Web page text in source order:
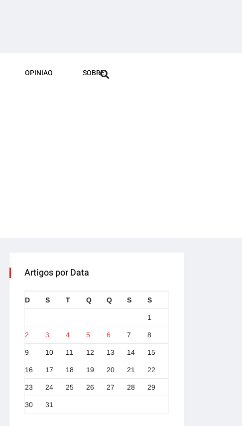
OPINIAO SOBRE
Artigos por Data
D S T Q Q S S
1
2 3 4 5 6 7 8
9 10 11 12 13 14 15
16 17 18 19 20 21 22
23 24 25 26 27 28 29
30 31